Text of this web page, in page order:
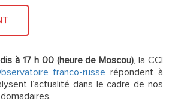
à 17 h 00 (heure de Moscou), la CCI
franco-russe répondent à
l’actualité dans le cadre de nos